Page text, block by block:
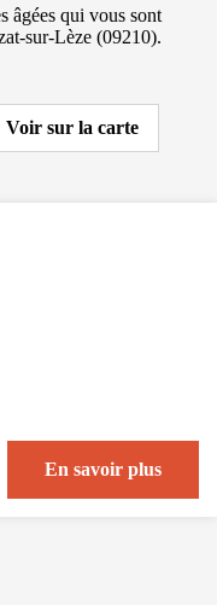
âgées qui vous sont
sur-Lèze (09210).
Voir sur la carte
En savoir plus